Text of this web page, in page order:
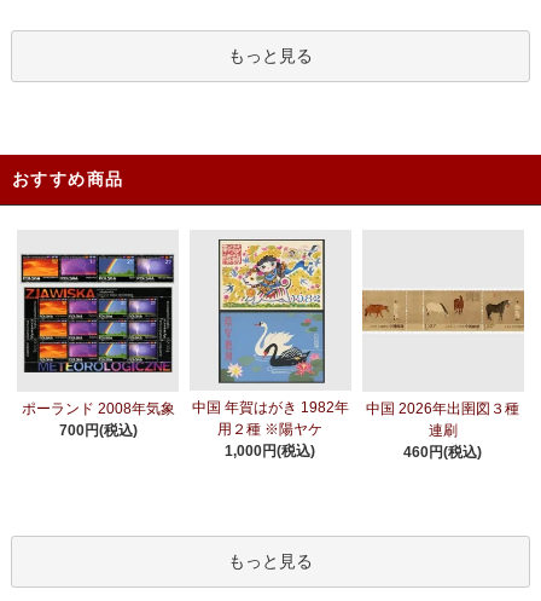
もっと見る
おすすめ商品
ポーランド 2008年気象
700円(税込)
中国 年賀はがき 1982年
用２種 ※陽ヤケ
1,000円(税込)
中国 2026年出圉図３種
連刷
460円(税込)
もっと見る